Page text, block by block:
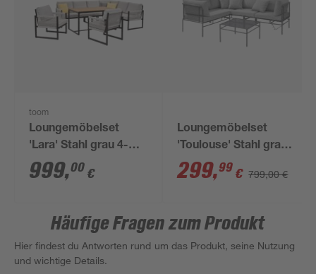
toom
Loungemöbelset
'Lara' Stahl grau 4-
teilig
999,00 €
Loungemöbelset
'Toulouse' Stahl grau
3-teilig
299,99 € 799,00 €
Häufige Fragen zum Produkt
Hier findest du Antworten rund um das Produkt, seine Nutzung
und wichtige Details.